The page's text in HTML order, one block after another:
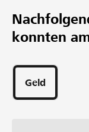
konnten
Geld